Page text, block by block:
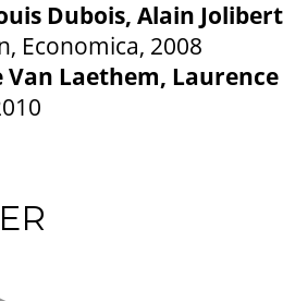
Dubois, Alain
Economica, 2008
Laethem, Laurence